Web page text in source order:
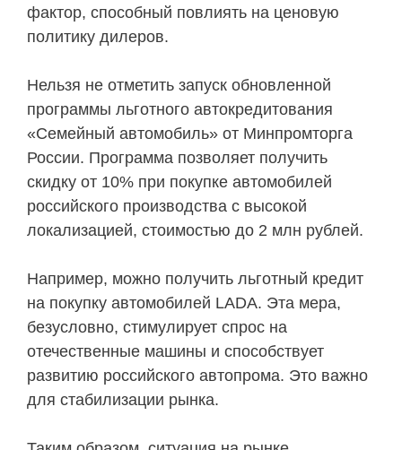
фактор, способный повлиять на ценовую
политику дилеров.
Нельзя не отметить запуск обновленной
программы льготного автокредитования
«Семейный автомобиль» от Минпромторга
России. Программа позволяет получить
скидку от 10% при покупке автомобилей
российского производства с высокой
локализацией, стоимостью до 2 млн рублей.
Например, можно получить льготный кредит
на покупку автомобилей LADA. Эта мера,
безусловно, стимулирует спрос на
отечественные машины и способствует
развитию российского автопрома. Это важно
для стабилизации рынка.